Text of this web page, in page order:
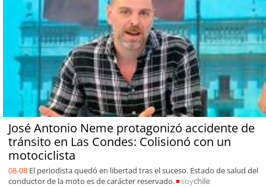
José Antonio Neme protagonizó accidente de
tránsito en Las Condes: Colisionó con un
motociclista
08-08 El periodista quedó en libertad tras el suceso. Estado de salud del
conductor de la moto es de carácter reservado.
soychile